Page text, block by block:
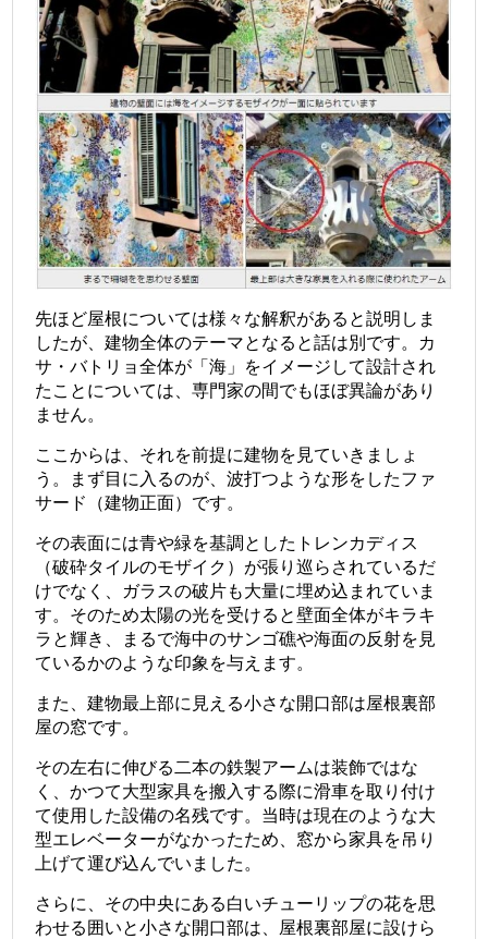
先ほど屋根については様々な解釈があると説明しま
したが、建物全体のテーマとなると話は別です。カ
サ・バトリョ全体が「海」をイメージして設計され
たことについては、専門家の間でもほぼ異論があり
ません。
ここからは、それを前提に建物を見ていきましょ
う。まず目に入るのが、波打つような形をしたファ
サード（建物正面）です。
その表面には青や緑を基調としたトレンカディス
（破砕タイルのモザイク）が張り巡らされているだ
けでなく、ガラスの破片も大量に埋め込まれていま
す。そのため太陽の光を受けると壁面全体がキラキ
ラと輝き、まるで海中のサンゴ礁や海面の反射を見
ているかのような印象を与えます。
また、建物最上部に見える小さな開口部は屋根裏部
屋の窓です。
その左右に伸びる二本の鉄製アームは装飾ではな
く、かつて大型家具を搬入する際に滑車を取り付け
て使用した設備の名残です。当時は現在のような大
型エレベーターがなかったため、窓から家具を吊り
上げて運び込んでいました。
さらに、その中央にある白いチューリップの花を思
わせる囲いと小さな開口部は、屋根裏部屋に設けら